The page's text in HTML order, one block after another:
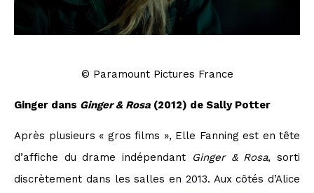
© Paramount Pictures France
Ginger dans Ginger & Rosa (2012) de Sally Potter
Après plusieurs « gros films », Elle Fanning est en tête
d’affiche du drame indépendant
Ginger & Rosa, sorti
discrètement dans les salles en 2013. Aux côtés d’Alice